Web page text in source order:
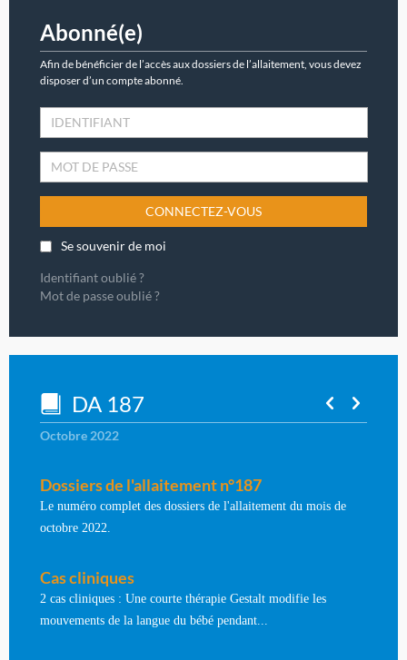
Abonné(e)
Afin de bénéficier de l’accès aux dossiers de l’allaitement, vous devez
disposer d’un compte abonné.
CONNECTEZ-VOUS
Se souvenir de moi
Identifiant oublié ?
Mot de passe oublié ?
DA 187
Octobre 2022
Dossiers de l'allaitement n°187
Le numéro complet des dossiers de l'allaitement du mois de
octobre 2022.
Cas cliniques
2 cas cliniques : Une courte thérapie Gestalt modifie les
mouvements de la langue du bébé pendant...